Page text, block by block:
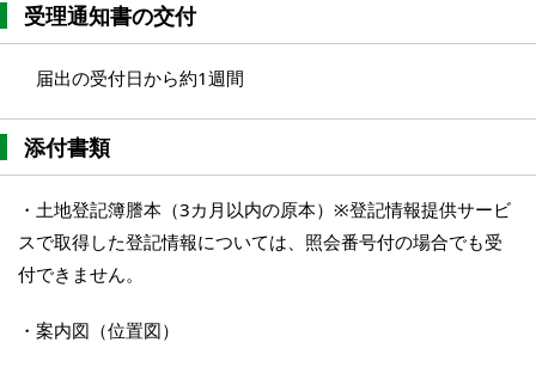
受理通知書の交付
届出の受付日から約1週間
添付書類
・土地登記簿謄本（3カ月以内の原本）※登記情報提供サービ
スで取得した登記情報については、照会番号付の場合でも受
付できません。
・案内図（位置図）